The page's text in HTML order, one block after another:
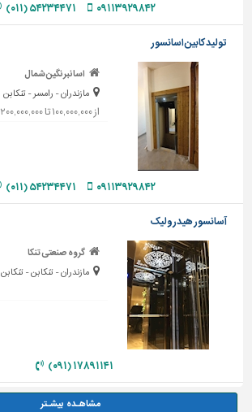
۰۹۱۱۳۹۲۹۸۴۲ ۵۴۲۳۴۴۷۱ (۰۱۱)
تولید کابین اسانسور
اسانبرنگین شمال
مازندران - رامسر - تنکابن
از ۱۰۰,۰۰۰,۰۰۰ تا ۲۰۰,۰۰۰,۰۰۰ تومان
۰۹۱۱۳۹۲۹۸۴۲ ۵۴۲۳۴۴۷۱ (۰۱۱)
آسانسور هیدرولیک
گروه صنعتی تنکا
مازندران - تنکابن - تنکابن
۱۷۸۹۱۱۴۱ (۰۹۱)